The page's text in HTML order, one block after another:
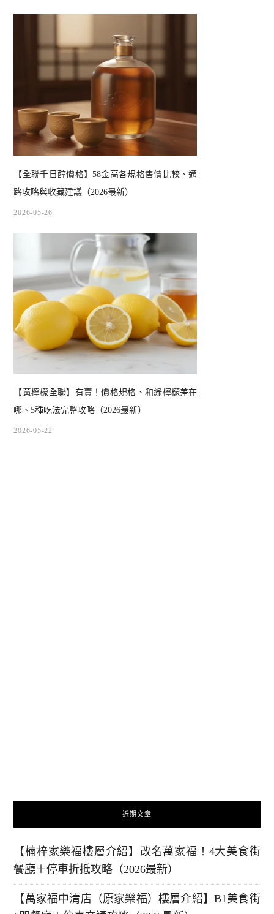
【全聯千日醇價格】58金高各規格售價比較、通
路攻略與收藏建議（2026最新）
2026-05-26
【黃檸檬全聯】有賣！價格規格、和綠檸檬差在
哪、5種吃法完整攻略（2026最新）
2026-05-22
近期文章
【楠梓家樂福樓層介紹】改名萬家福！4大美食街
餐廳＋停車折抵攻略（2026最新）
【萬家福中清店（原家樂福）樓層介紹】B1美食街